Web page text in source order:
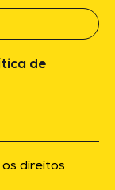
de
direitos